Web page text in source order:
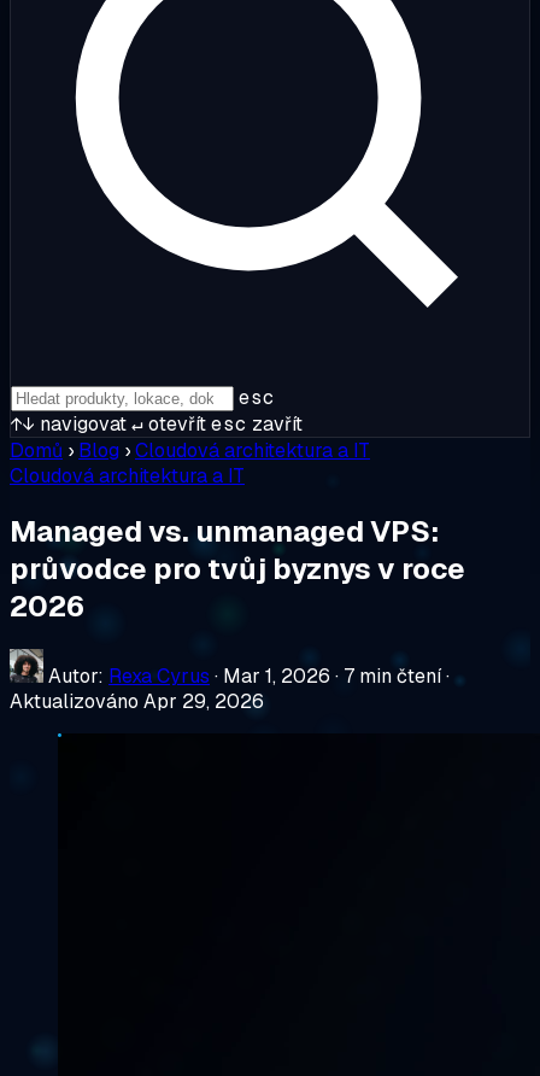
esc
↑↓ navigovat↵otevřítesc zavřít
Domů › Blog ›Cloudová architektura a IT
Cloudová architektura a IT
Managed vs. unmanaged VPS:
průvodce pro tvůj byznys v roce
2026
Autor: Rexa Cyrus · Mar 1, 2026 · 7 min čtení·
Aktualizováno Apr 29, 2026